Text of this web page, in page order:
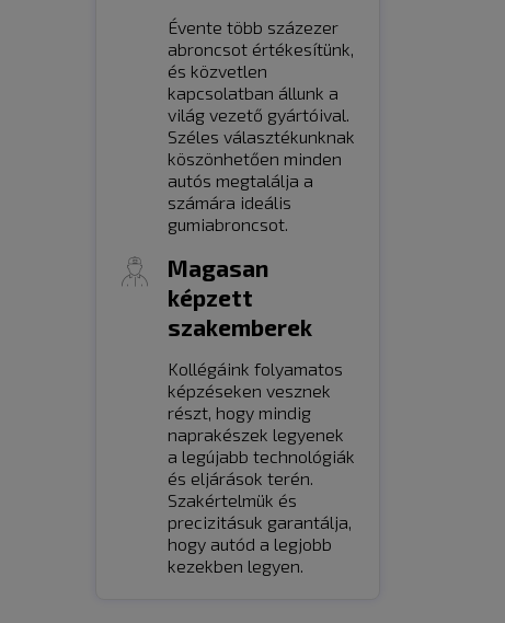
Évente több százezer
abroncsot értékesítünk,
és közvetlen
kapcsolatban állunk a
világ vezető gyártóival.
Széles választékunknak
köszönhetően minden
autós megtalálja a
számára ideális
gumiabroncsot.
Magasan
képzett
szakemberek
Kollégáink folyamatos
képzéseken vesznek
részt, hogy mindig
naprakészek legyenek
a legújabb technológiák
és eljárások terén.
Szakértelmük és
precizitásuk garantálja,
hogy autód a legjobb
kezekben legyen.